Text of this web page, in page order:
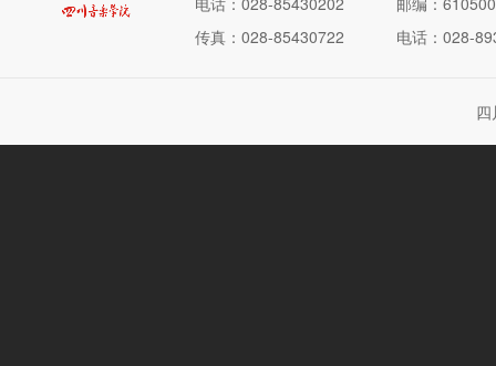
传真：028-85430722
电话：028-